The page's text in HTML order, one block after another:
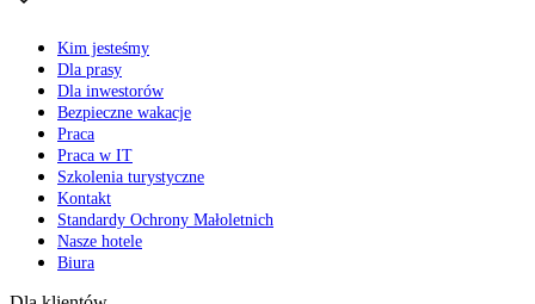
Kim jesteśmy
Dla prasy
Dla inwestorów
Bezpieczne wakacje
Praca
Praca w IT
Szkolenia turystyczne
Kontakt
Standardy Ochrony Małoletnich
Nasze hotele
Biura